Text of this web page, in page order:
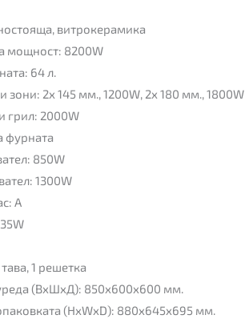
витрокерамика
мощност: 8200W
64 л.
зони: 2x 145 мм., 1200W, 2x 180 мм., 1800W
грил: 2000W
фурната
850W
1300W
А
1 решетка
(ВxШxД): 850x600x600 мм.
(HxWxD): 880x645x695 мм.